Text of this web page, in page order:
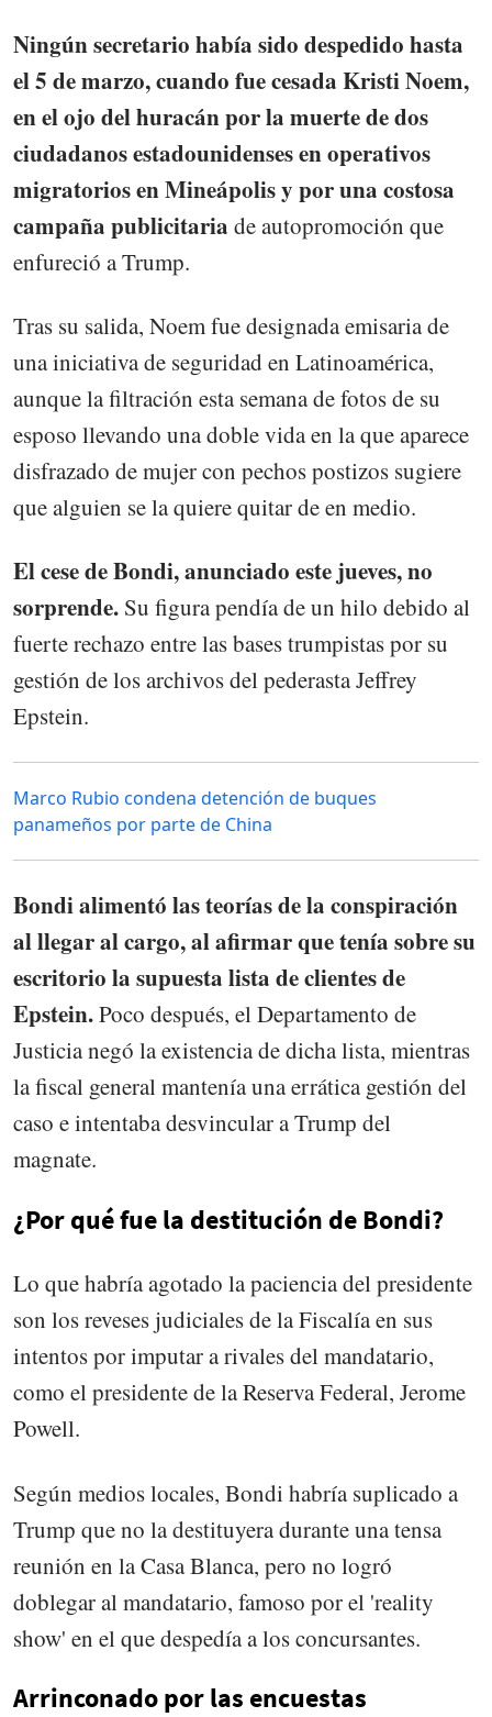
Ningún secretario había sido despedido hasta
el 5 de marzo, cuando fue cesada Kristi Noem,
en el ojo del huracán por la muerte de dos
ciudadanos estadounidenses en operativos
migratorios en Mineápolis y por una costosa
campaña publicitaria de autopromoción que
enfureció a Trump.
Tras su salida, Noem fue designada emisaria de
una iniciativa de seguridad en Latinoamérica,
aunque la filtración esta semana de fotos de su
esposo llevando una doble vida en la que aparece
disfrazado de mujer con pechos postizos sugiere
que alguien se la quiere quitar de en medio.
El cese de Bondi, anunciado este jueves, no
sorprende. Su figura pendía de un hilo debido al
fuerte rechazo entre las bases trumpistas por su
gestión de los archivos del pederasta Jeffrey
Epstein.
Marco Rubio condena detención de buques
panameños por parte de China
Bondi alimentó las teorías de la conspiración
al llegar al cargo, al afirmar que tenía sobre su
escritorio la supuesta lista de clientes de
Epstein.Poco después, el Departamento de
Justicia negó la existencia de dicha lista, mientras
la fiscal general mantenía una errática gestión del
caso e intentaba desvincular a Trump del
magnate.
¿Por qué fue la destitución de Bondi?
Lo que habría agotado la paciencia del presidente
son los reveses judiciales de la Fiscalía en sus
intentos por imputar a rivales del mandatario,
como el presidente de la Reserva Federal, Jerome
Powell.
Según medios locales, Bondi habría suplicado a
Trump que no la destituyera durante una tensa
reunión en la Casa Blanca, pero no logró
doblegar al mandatario, famoso por el 'reality
show' en el que despedía a los concursantes.
Arrinconado por las encuestas